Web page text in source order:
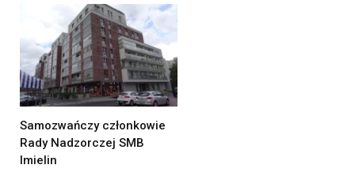
Samozwańczy członkowie
Rady Nadzorczej SMB
Imielin